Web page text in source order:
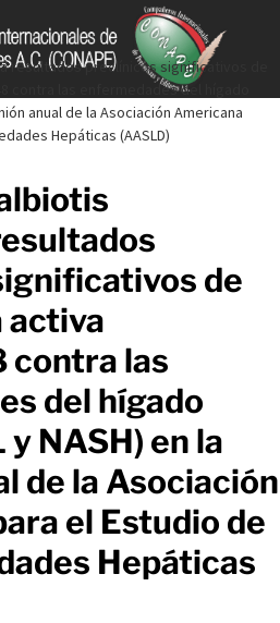
resultados preclínicos significativos de
contra las enfermedades del hígado
anual de la Asociación Americana
Hepáticas (AASLD)
de
activa
contra las
del hígado
NASH) en la
de la Asociación
el Estudio de
Hepáticas